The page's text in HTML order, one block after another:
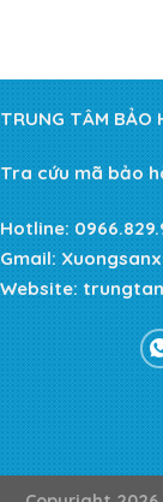
TRUNG TÂM BẢO
Tra cứu mã bảo
Hotline:
Gmail:
Website: